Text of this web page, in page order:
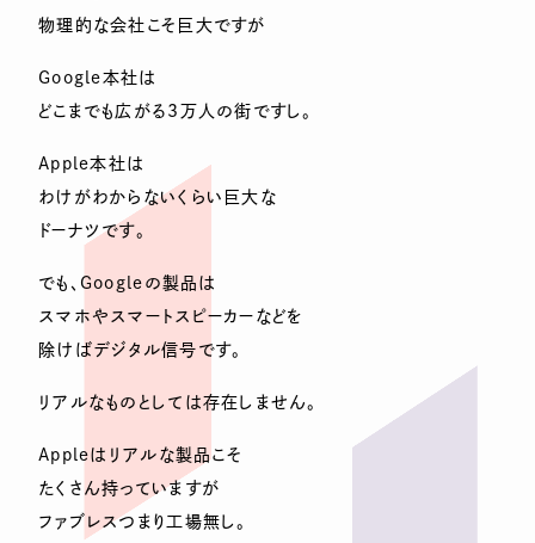
物理的な会社こそ巨大ですが
Google本社は
どこまでも広がる3万人の街ですし。
Apple本社は
わけがわからないくらい巨大な
ドーナツです。
でも、Googleの製品は
スマホやスマートスピーカーなどを
除けばデジタル信号です。
リアルなものとしては存在しません。
Appleはリアルな製品こそ
たくさん持っていますが
ファブレスつまり工場無し。